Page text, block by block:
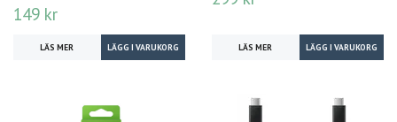
149 kr
LÄS MER LÄS MER